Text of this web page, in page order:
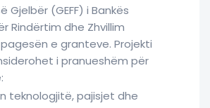
Gjelbër (GEFF) i Bankës
Rindërtim dhe Zhvillim
pagesën e granteve. Projekti
i pranueshëm për
teknologjitë, pajisjet dhe